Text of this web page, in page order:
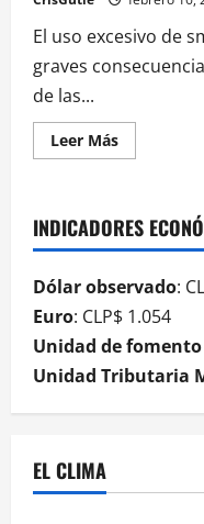
El uso excesivo de
graves
de las...
Leer Más
INDICADORES
Dólar observado:
Euro: CLP$ 1.054
Unidad de fomento
Unidad Tributaria
EL CLIMA